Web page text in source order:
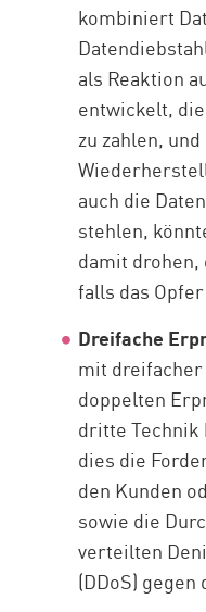
kombiniert
als Reaktion
entwickelt,
zu zahlen,
auch die
stehlen,
damit
falls das
Dreifache
mit
doppelten
dritte Technik
dies die
den Kunden
sowie die
verteilten
(DDoS) gegen